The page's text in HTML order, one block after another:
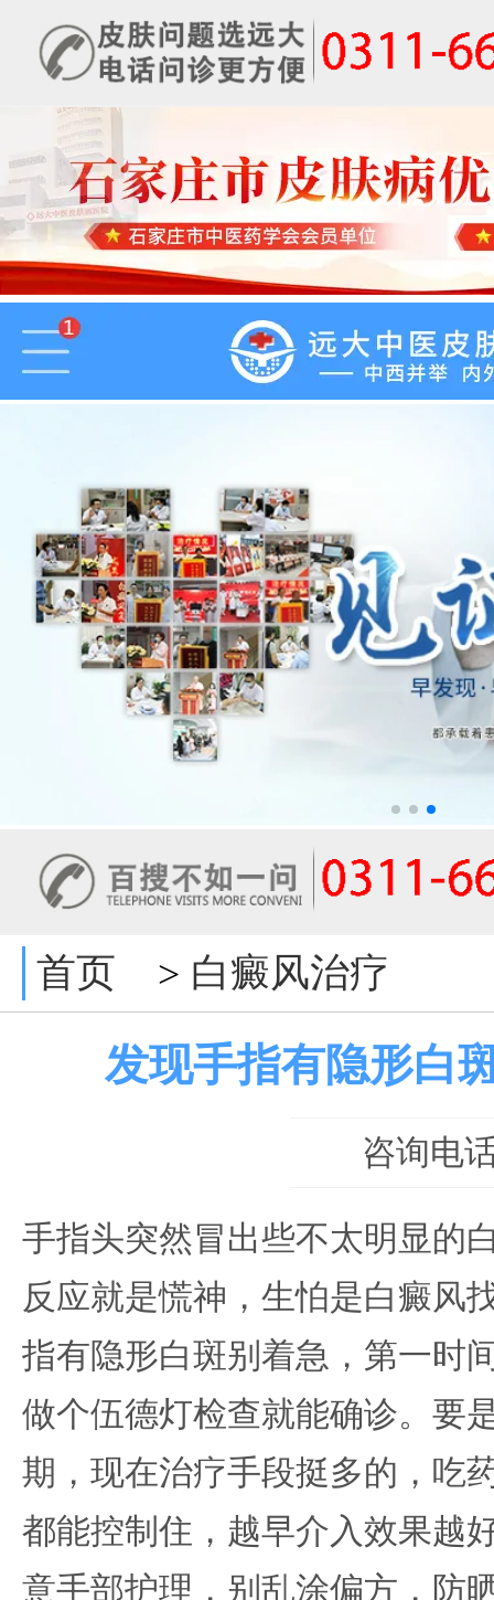
首页 > 白癜风治疗
发现手指有隐形白
咨询电
手指头突然冒出些不太明显的
反应就是慌神，生怕是白癜风
指有隐形白斑别着急，第一时
做个伍德灯检查就能确诊。要
期，现在治疗手段挺多的，吃
都能控制住，越早介入效果越
意手部护理，别乱涂偏方，防